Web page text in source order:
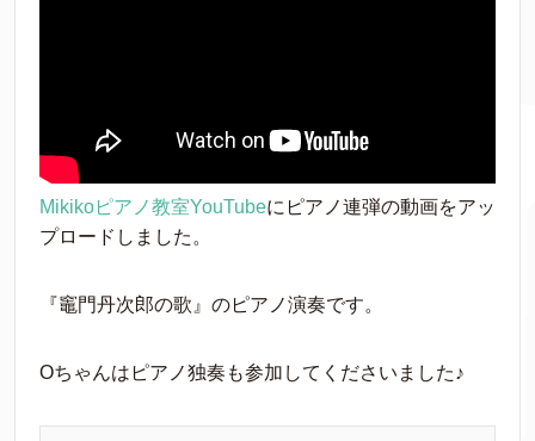
Mikikoピアノ教室YouTubeにピアノ連弾の動画をアッ
プロードしました。
『竈門丹次郎の歌』のピアノ演奏です。
Oちゃんはピアノ独奏も参加してくださいました♪